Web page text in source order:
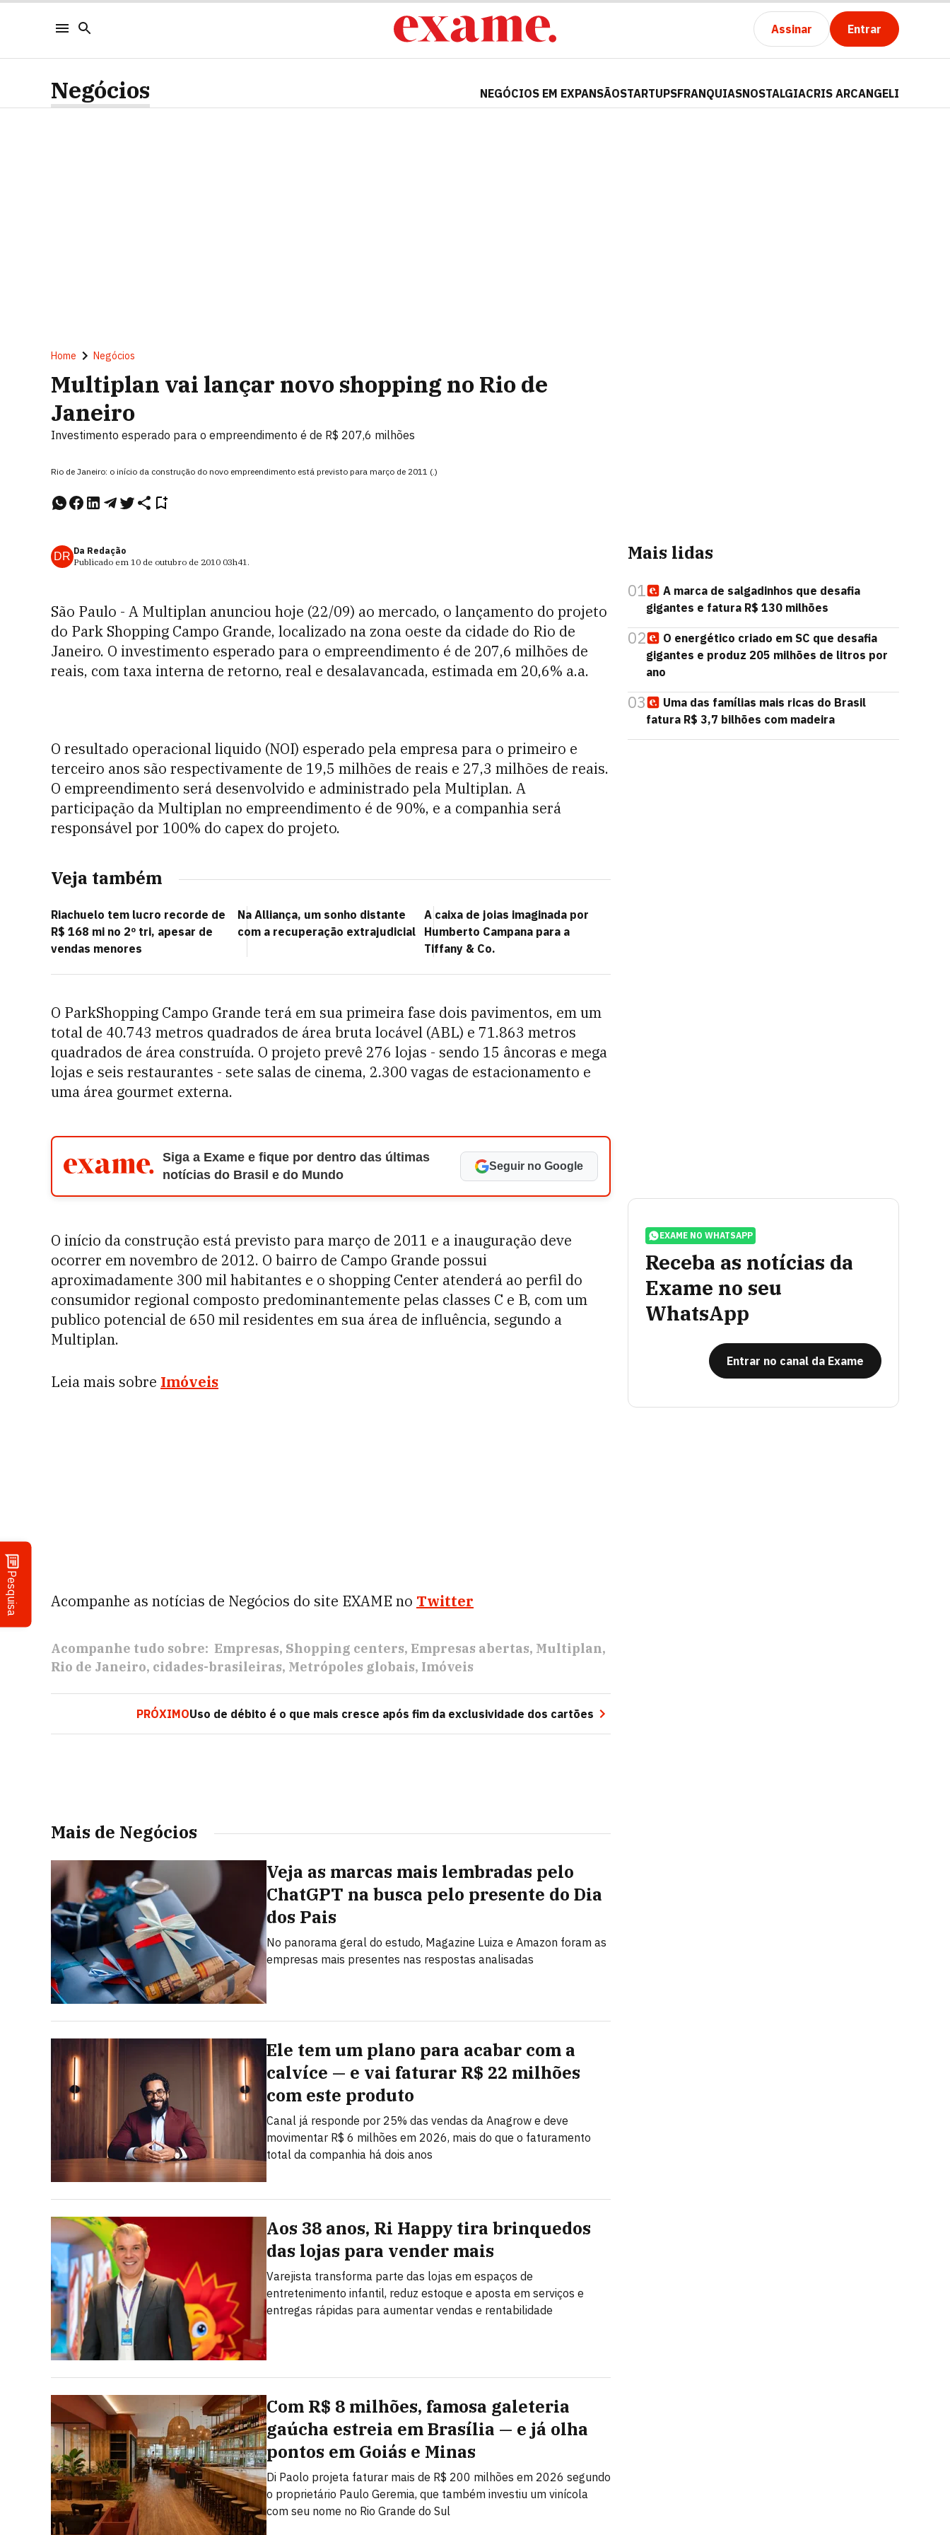
Assinar Entrar
Pesquisa
Negócios NEGÓCIOS EM EXPANSÃOSTARTUPSFRANQUIASNOSTALGIACRIS ARCANGELI
Home Negócios
Multiplan vai lançar novo shopping no Rio de
Janeiro
Investimento esperado para o empreendimento é de R$ 207,6 milhões
Rio de Janeiro: o início da construção do novo empreendimento está previsto para março de 2011 (.)
DR Da Redação
Publicado em 10 de outubro de 2010 03h41.
São Paulo - A Multiplan anunciou hoje (22/09) ao mercado, o lançamento do projeto
do Park Shopping Campo Grande, localizado na zona oeste da cidade do Rio de
Janeiro. O investimento esperado para o empreendimento é de 207,6 milhões de
reais, com taxa interna de retorno, real e desalavancada, estimada em 20,6% a.a.
O resultado operacional liquido (NOI) esperado pela empresa para o primeiro e
terceiro anos são respectivamente de 19,5 milhões de reais e 27,3 milhões de reais.
O empreendimento será desenvolvido e administrado pela Multiplan. A
participação da Multiplan no empreendimento é de 90%, e a companhia será
responsável por 100% do capex do projeto.
Veja também
Riachuelo tem lucro recorde de
R$ 168 mi no 2º tri, apesar de
vendas menores
Na Alliança, um sonho distante
com a recuperação extrajudicial
A caixa de joias imaginada por
Humberto Campana para a
Tiffany & Co.
O ParkShopping Campo Grande terá em sua primeira fase dois pavimentos, em um
total de 40.743 metros quadrados de área bruta locável (ABL) e 71.863 metros
quadrados de área construída. O projeto prevê 276 lojas - sendo 15 âncoras e mega
lojas e seis restaurantes - sete salas de cinema, 2.300 vagas de estacionamento e
uma área gourmet externa.
Siga a Exame e fique por dentro das últimas
notícias do Brasil e do Mundo
Seguir no Google
O início da construção está previsto para março de 2011 e a inauguração deve
ocorrer em novembro de 2012. O bairro de Campo Grande possui
aproximadamente 300 mil habitantes e o shopping Center atenderá ao perfil do
consumidor regional composto predominantemente pelas classes C e B, com um
publico potencial de 650 mil residentes em sua área de influência, segundo a
Multiplan.
Leia mais sobre Imóveis
Acompanhe as notícias de Negócios do site EXAME no Twitter
Acompanhe tudo sobre: Empresas Shopping centers Empresas abertas Multiplan
Rio de Janeiro cidades-brasileiras Metrópoles globais Imóveis
PRÓXIMOUso de débito é o que mais cresce após fim da exclusividade dos cartões
Mais de Negócios
Veja as marcas mais lembradas pelo
ChatGPT na busca pelo presente do Dia
dos Pais
No panorama geral do estudo, Magazine Luiza e Amazon foram as
empresas mais presentes nas respostas analisadas
Ele tem um plano para acabar com a
calvíce — e vai faturar R$ 22 milhões
com este produto
Canal já responde por 25% das vendas da Anagrow e deve
movimentar R$ 6 milhões em 2026, mais do que o faturamento
total da companhia há dois anos
Aos 38 anos, Ri Happy tira brinquedos
das lojas para vender mais
Varejista transforma parte das lojas em espaços de
entretenimento infantil, reduz estoque e aposta em serviços e
entregas rápidas para aumentar vendas e rentabilidade
Com R$ 8 milhões, famosa galeteria
gaúcha estreia em Brasília — e já olha
pontos em Goiás e Minas
Di Paolo projeta faturar mais de R$ 200 milhões em 2026 segundo
o proprietário Paulo Geremia, que também investiu um vinícola
com seu nome no Rio Grande do Sul
Mais lidas
01
A marca de salgadinhos que desafia
gigantes e fatura R$ 130 milhões
02
O energético criado em SC que desafia
gigantes e produz 205 milhões de litros por
ano
03
Uma das famílias mais ricas do Brasil
fatura R$ 3,7 bilhões com madeira
EXAME NO WHATSAPP
Receba as notícias da
Exame no seu
WhatsApp
Entrar no canal da Exame